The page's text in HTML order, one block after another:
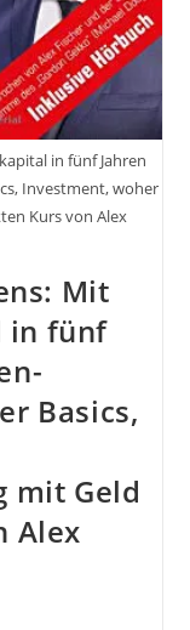
in fünf Jahren
Investment, woher
Kurs von Alex
Mit
in fünf
Basics,
mit Geld
Alex